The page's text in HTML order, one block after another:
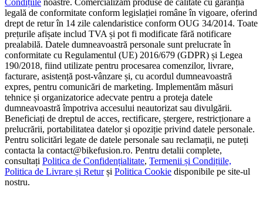
Condițiile noastre. Comercializăm produse de calitate cu garanția
legală de conformitate conform legislației române în vigoare, oferind
drept de retur în 14 zile calendaristice conform OUG 34/2014. Toate
prețurile afișate includ TVA și pot fi modificate fără notificare
prealabilă. Datele dumneavoastră personale sunt prelucrate în
conformitate cu Regulamentul (UE) 2016/679 (GDPR) și Legea
190/2018, fiind utilizate pentru procesarea comenzilor, livrare,
facturare, asistență post-vânzare și, cu acordul dumneavoastră
expres, pentru comunicări de marketing. Implementăm măsuri
tehnice și organizatorice adecvate pentru a proteja datele
dumneavoastră împotriva accesului neautorizat sau divulgării.
Beneficiați de dreptul de acces, rectificare, ștergere, restricționare a
prelucrării, portabilitatea datelor și opoziție privind datele personale.
Pentru solicitări legate de datele personale sau reclamații, ne puteți
contacta la contact@bikefusion.ro. Pentru detalii complete,
consultați Politica de Confidențialitate, Termenii și Condițiile,
Politica de Livrare și Returși Politica Cookie disponibile pe site-ul
nostru.